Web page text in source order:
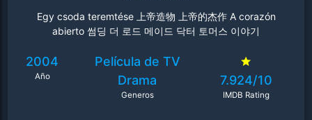
cambio, era un hábil carpintero, negro y pobre. Mientras
estos hombres abrían nuevos y espectaculares caminos
amenazaban con destruir tanto su trabajo como su
amistad. (FILMAFFINITY).
Egy csoda teremtése 上帝造物 上帝的杰作 A corazón
abierto 썸딩 더 로드 메이드 닥터 토머스 이야기
2004
Año
Película de TV
Drama
Generos
7.924/10
IMDB Rating